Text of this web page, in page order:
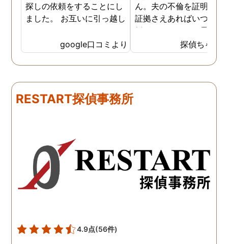
探しの依頼をすることにし
ました。 お互いに引っ越し
いる情報も少なかったの
で、難しいかなと思ってい
たのですが、見事に探して
ました。うれしくてお互い
に涙の再会でした。 対応し
玉総合情報事務所さんに依
頼させていただき本当に良
かったです。
google口コミより
ん。夫の不倫を証明でき
証拠さえあればいつでも
婚ができるのにと愚痴を
ぼしていると、姉が探偵
不倫の証拠集めを依頼し
くれました。探偵事務所
にも関わらず、相談員の
明な点が全くないほどし
かりと説明をしてくれま
た。調査では夫が不倫相
の自宅に頻繁に訪れる様
探偵ちゃん
RESTART探偵事務所
4.9点(56件)